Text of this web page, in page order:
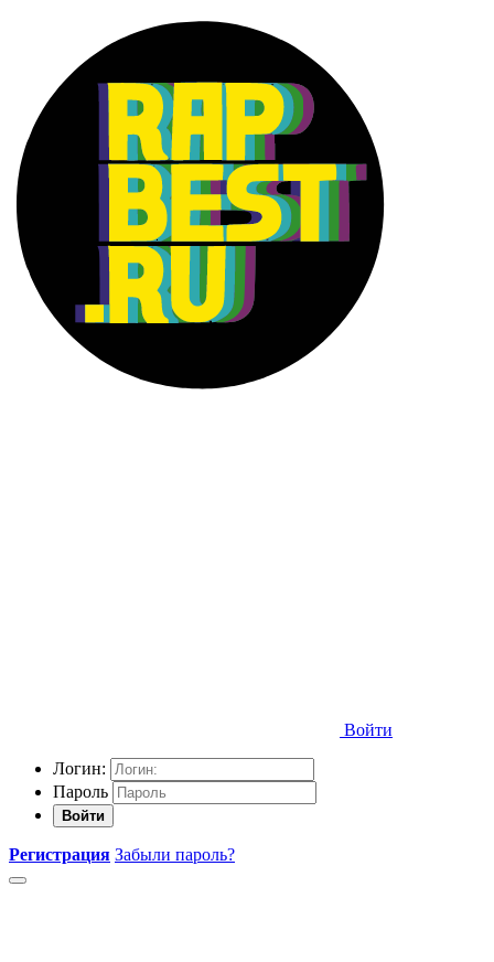
Войти
Логин:
Пароль
Войти
Регистрация Забыли пароль?